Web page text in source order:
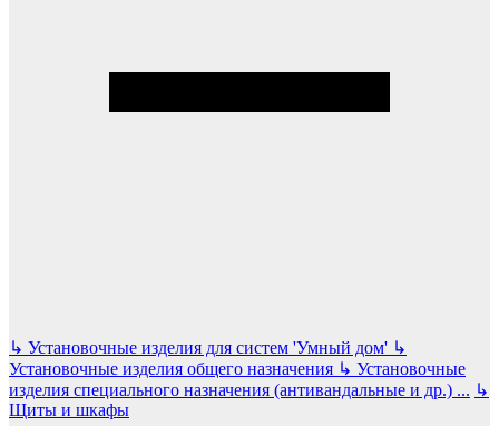
↳ Установочные изделия для систем 'Умный дом' ↳
Установочные изделия общего назначения ↳ Установочные
изделия специального назначения (антивандальные и др.) ... ↳
Щиты и шкафы